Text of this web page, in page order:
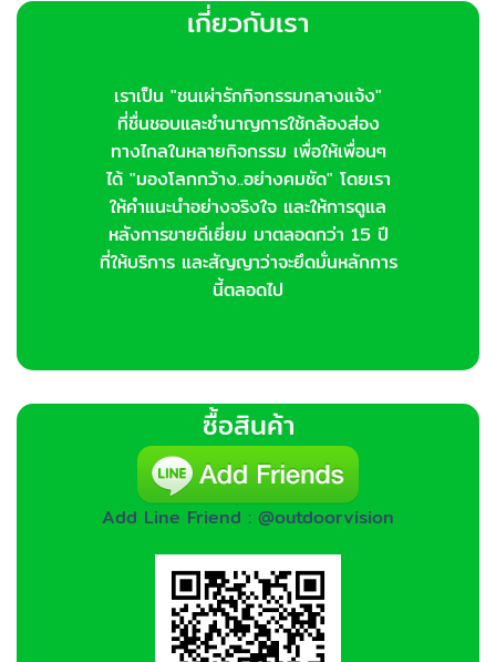
เกี่ยวกับเรา
เราเป็น "ชนเผ่ารักกิจกรรมกลางแจ้ง"
ที่ชื่นชอบและชำนาญการใช้กล้องส่อง
ทางไกลในหลายกิจกรรม เพื่อให้เพื่อนๆ
ได้ "มองโลกกว้าง..อย่างคมชัด" โดยเรา
ให้คำแนะนำอย่างจริงใจ และให้การดูแล
หลังการขายดีเยี่ยม มาตลอดกว่า 15 ปี
ที่ให้บริการ และสัญญาว่าจะยึดมั่นหลักการ
นี้ตลอดไป
ซื้อสินค้า
Add Line Friend : @outdoorvision